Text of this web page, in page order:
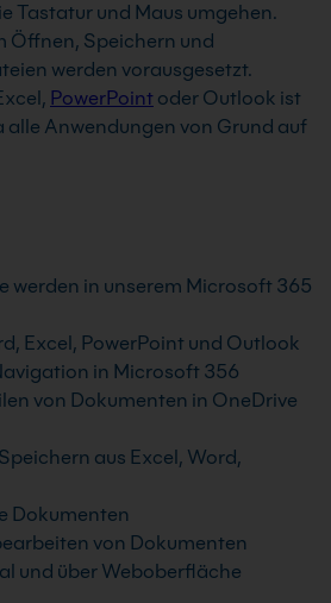
Tastatur und Maus umgehen.
Öffnen, Speichern und
werden vorausgesetzt.
PowerPoint oder Outlook ist
Anwendungen von Grund auf
werden in unserem Microsoft 365
Excel, PowerPoint und Outlook
in Microsoft 356
von Dokumenten in OneDrive
aus Excel, Word,
Dokumenten
von Dokumenten
und über Weboberfläche